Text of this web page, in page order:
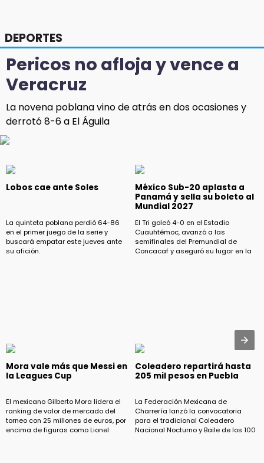
DEPORTES
Pericos no afloja y vence a
Veracruz
La novena poblana vino de atrás en dos ocasiones y
derrotó 8-6 a El Águila
Lobos cae ante Soles
La quinteta poblana perdió 64-86
en el primer juego de la serie y
buscará empatar este jueves ante
su afición.
México Sub-20 aplasta a
Panamá y sella su boleto al
Mundial 2027
El Tri goleó 4-0 en el Estadio
Cuauhtémoc, avanzó a las
semifinales del Premundial de
Concacaf y aseguró su lugar en la
Mora vale más que Messi en
la Leagues Cup
El mexicano Gilberto Mora lidera el
ranking de valor de mercado del
torneo con 25 millones de euros, por
encima de figuras como Lionel
Coleadero repartirá hasta
205 mil pesos en Puebla
La Federación Mexicana de
Charrería lanzó la convocatoria
para el tradicional Coleadero
Nacional Nocturno y Baile de los 100